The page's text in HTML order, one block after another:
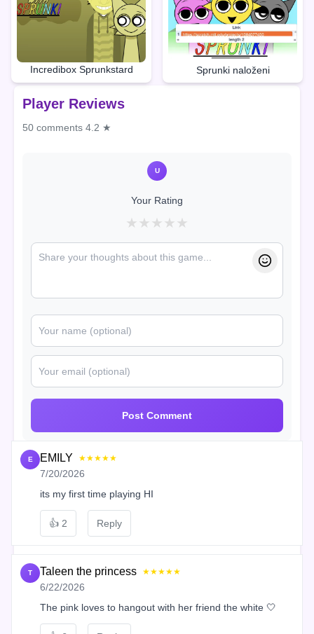
Incredibox Sprunkstard Sprunki naloženi
Player Reviews
50 comments 4.2 ★
U
Your Rating
★ ★ ★ ★ ★
Post Comment
E EMILY ★★★★★
7/20/2026
its my first time playing HI
👍 2 Reply
T Taleen the princess ★★★★★
6/22/2026
The pink loves to hangout with her friend the white 🤍